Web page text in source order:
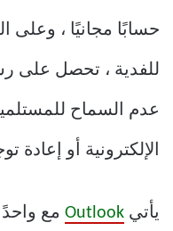
حسابًا مجانيًا ، وعلى
للفدية ، تحصل على
عدم السماح
الإلكترونية أو إعادة
يأتي Outlook مع